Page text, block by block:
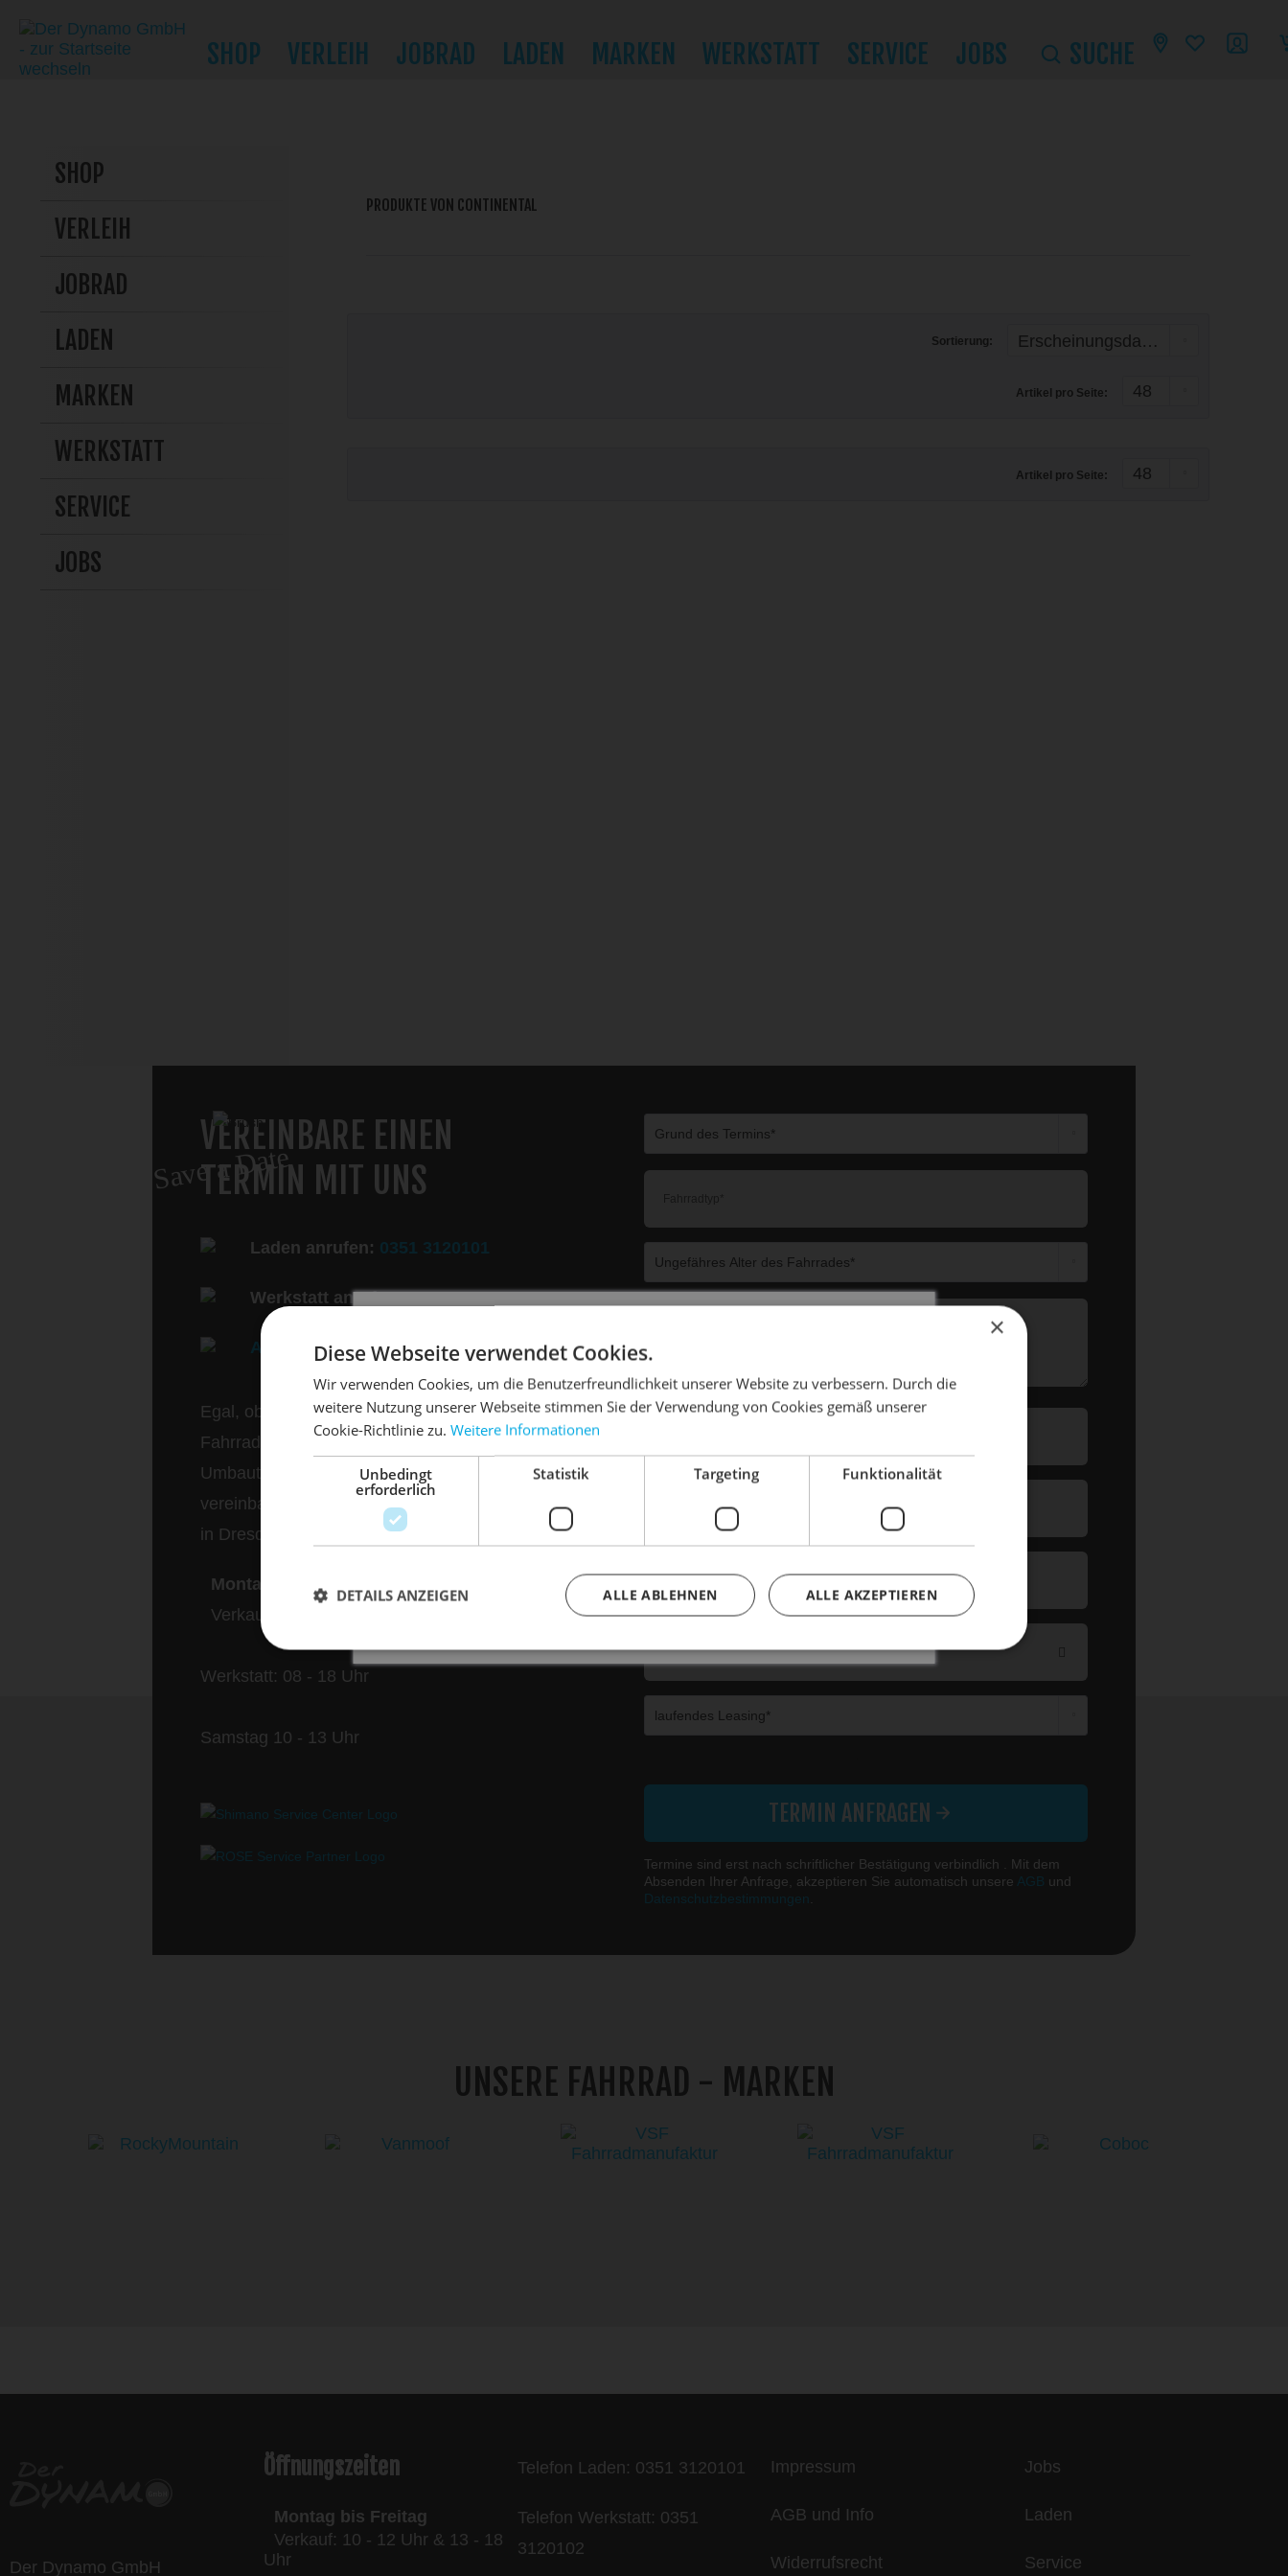
SHOP VERLEIH JOBRAD LADEN MARKEN WERKSTATT SERVICE JOBS SUCHE
SHOP
VERLEIH
JOBRAD
LADEN
MARKEN
WERKSTATT
SERVICE
JOBS
PRODUKTE VON CONTINENTAL
Sortierung:
Artikel pro Seite:
Artikel pro Seite:
DIE SONNE LACHT, DEIN RAD ERWACHT
Mach dein Bike frühlingsfit - gönn ihm den Service, den es verdient!
Dein Bike braucht Service, Wartung oder ein Update?
Save a Date
VEREINBARE EINEN
TERMIN MIT UNS
Laden anrufen: 0351 3120101
Werkstatt anrufen:0351 3120102
Allgemeine Anfrage
Egal, ob einfache Fahrrad Reparaturen,
Fahrrad Inspektionen oder komplette Fahrrad
Umbauten. Einfach Werkstatt Termin online
vereinbaren und in unserem Fahrradgeschäft
in Dresden Striesen vorbeikommen.
Montag bis Freitag
Verkauf: 10 - 12 Uhr & 13 - 18 Uhr
Werkstatt: 08 - 18 Uhr
Samstag 10 - 13 Uhr
TERMIN ANFRAGEN
Termine sind erst nach schriftlicher Bestätigung verbindlich . Mit dem
Absenden Ihrer Anfrage, akzeptieren Sie automatisch unsere AGB und
Datenschutzbestimmungen
UNSERE FAHRRAD - MARKEN
Der Dynamo GmbH
Öffnungszeiten
Montag bis Freitag
Verkauf: 10 - 12 Uhr & 13 - 18
Uhr
Telefon Laden: 0351 3120101
Telefon Werkstatt: 0351
3120102
Impressum
AGB und Info
Widerrufsrecht
Jobs
Laden
Service
×
Diese Webseite verwendet Cookies.
Wir verwenden Cookies, um die Benutzerfreundlichkeit unserer Website zu verbessern. Durch die
weitere Nutzung unserer Webseite stimmen Sie der Verwendung von Cookies gemäß unserer
Cookie-Richtlinie zu. Weitere Informationen
Unbedingt
erforderlich
Statistik Targeting Funktionalität
ALLE AKZEPTIEREN
ALLE ABLEHNEN
DETAILS ANZEIGEN